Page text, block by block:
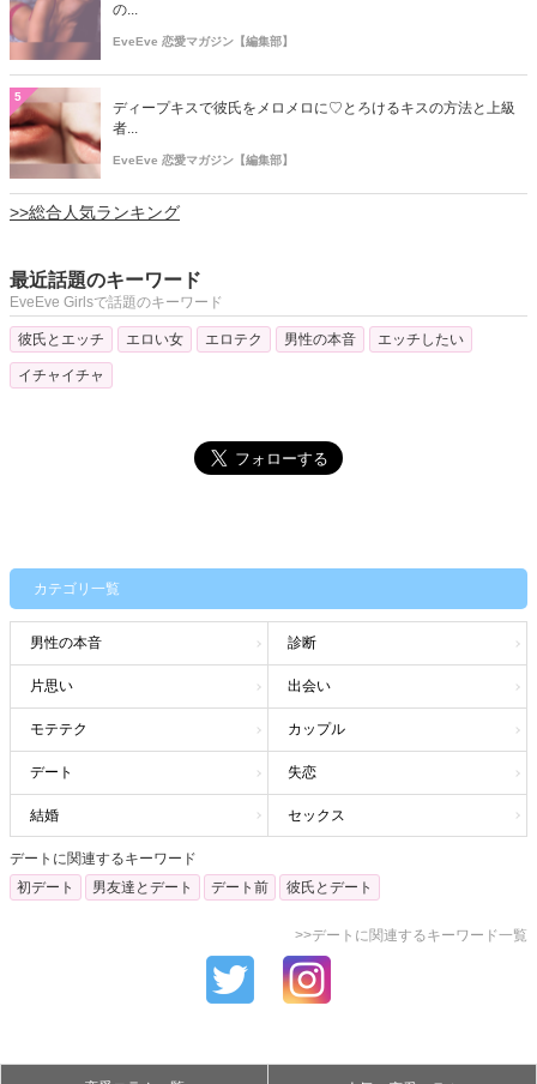
の...
EveEve 恋愛マガジン【編集部】
5
ディープキスで彼氏をメロメロに♡とろけるキスの方法と上級
者...
EveEve 恋愛マガジン【編集部】
>>総合人気ランキング
最近話題のキーワード
EveEve Girlsで話題のキーワード
彼氏とエッチ エロい女 エロテク 男性の本音 エッチしたい
イチャイチャ
カテゴリ一覧
男性の本音 診断
片思い 出会い
モテテク カップル
デート 失恋
結婚 セックス
デートに関連するキーワード
初デート
男友達とデート デート前 彼氏とデート
>>デートに関連するキーワード一覧